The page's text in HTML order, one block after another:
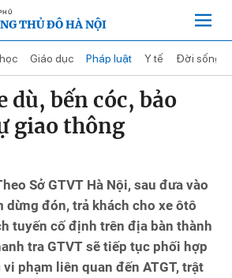
THỦ ĐÔ HÀ NỘI
Giáo dục Pháp luật Y tế Đời sống
dù, bến cóc, bảo
giao thông
Sở GTVT Hà Nội, sau đưa vào
dừng đón, trả khách cho xe ôtô
tuyến cố định trên địa bàn thành
tra GTVT sẽ tiếp tục phối hợp
phạm liên quan đến ATGT, trật